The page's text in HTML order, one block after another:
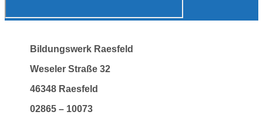
Bildungswerk Raesfeld
Weseler Straße 32
46348 Raesfeld
02865 – 10073